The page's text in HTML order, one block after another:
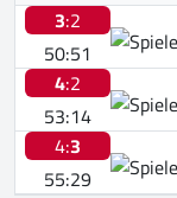
3:2
50:51
4:2
53:14
4:3
55:29